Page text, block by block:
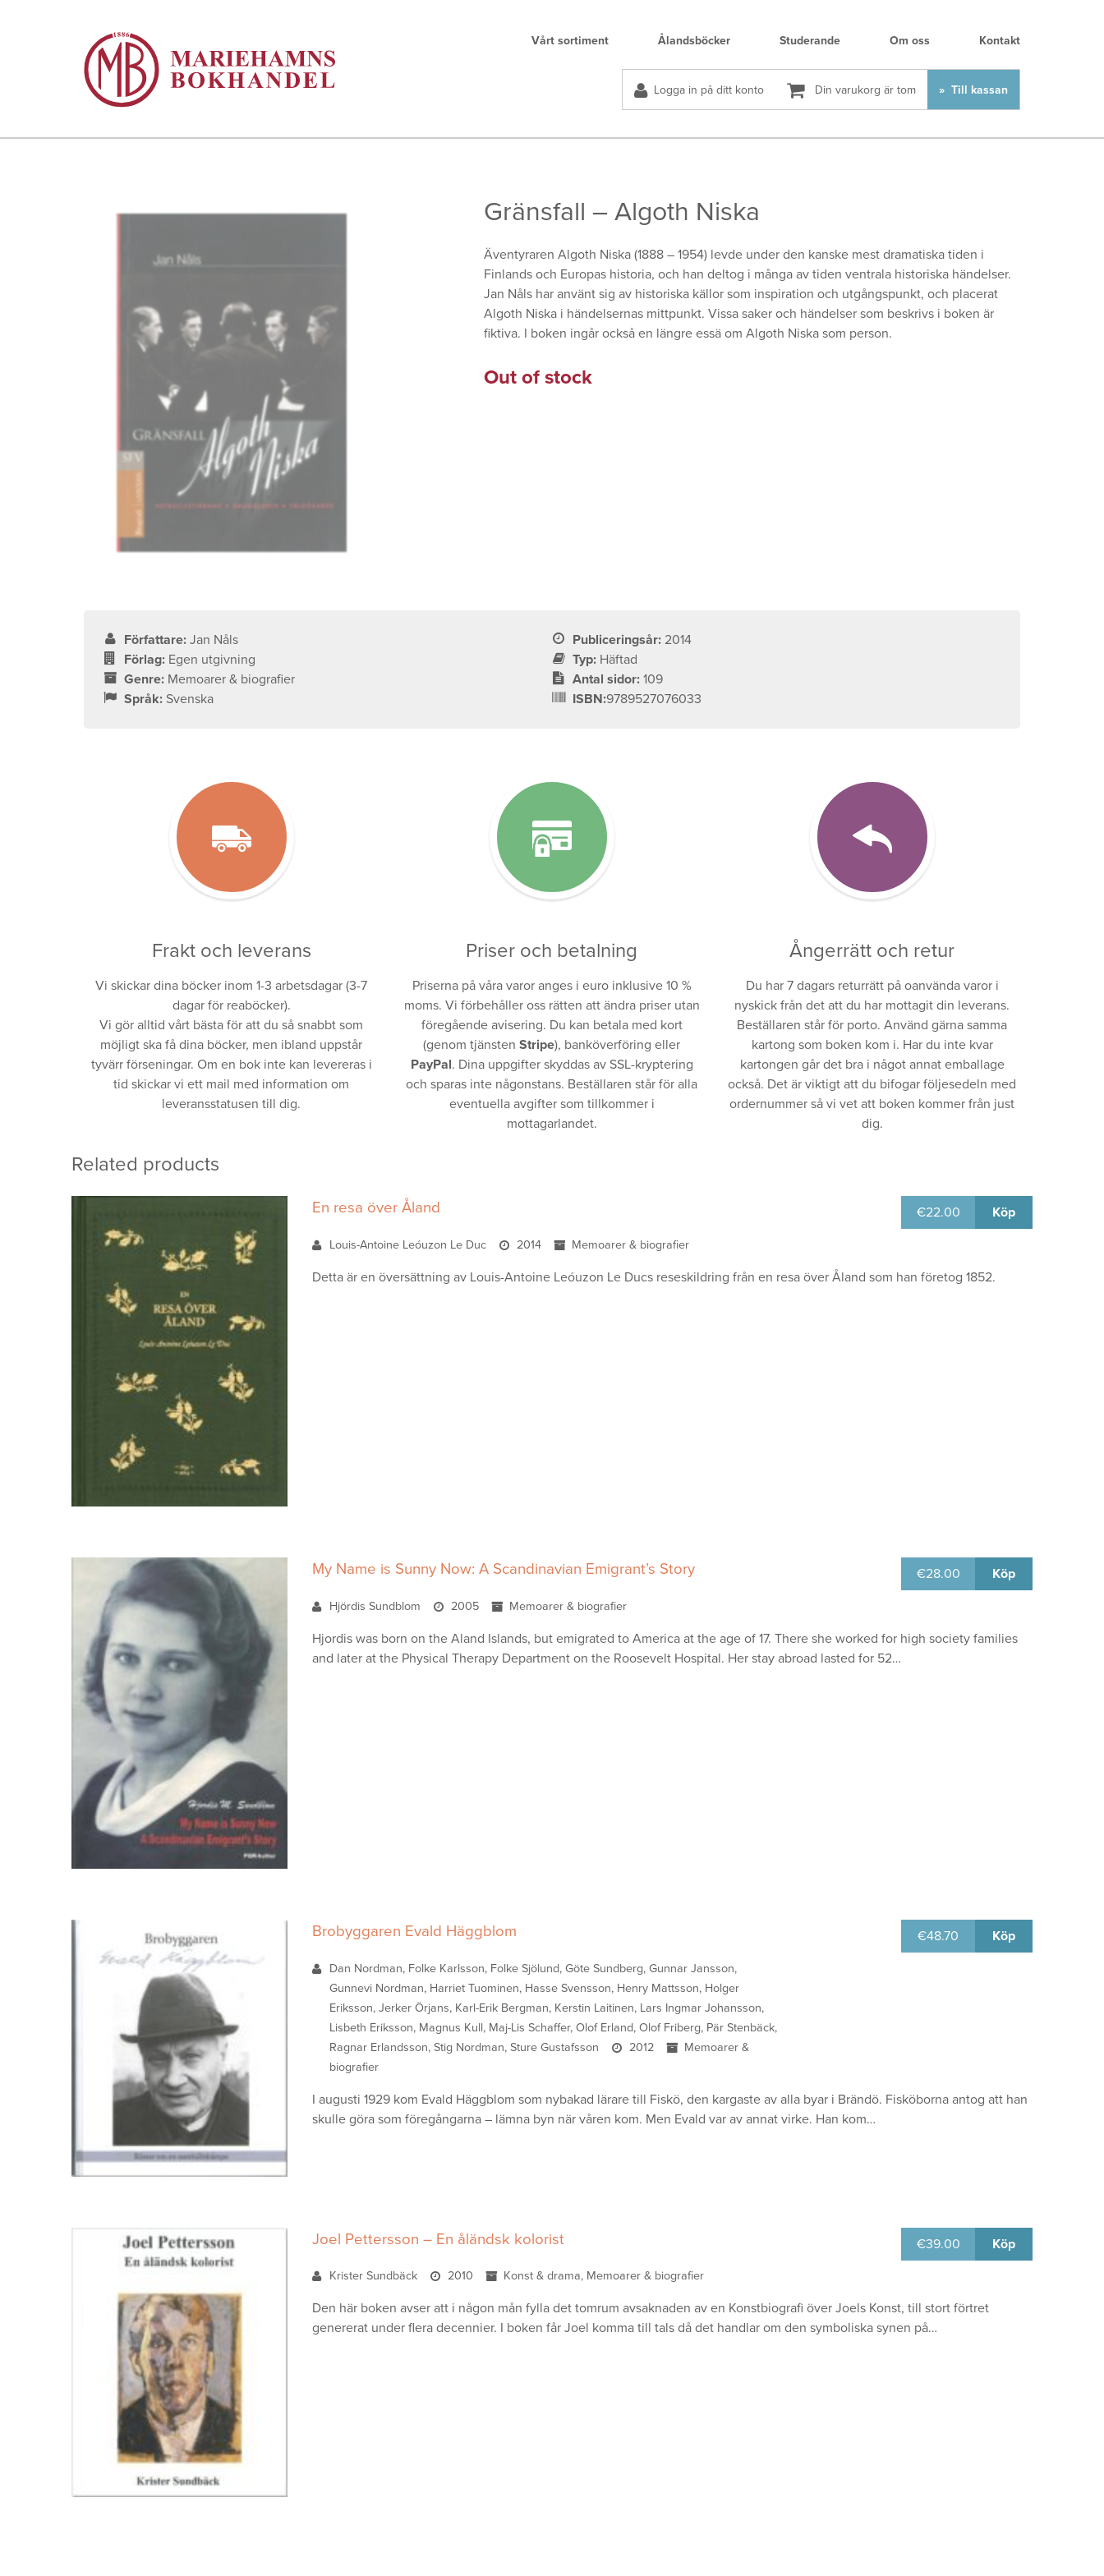
Vårt sortiment Ålandsböcker Studerande Om oss Kontakt
Logga in på ditt konto Din varukorg är tom Till kassan
Gränsfall – Algoth Niska
Äventyraren Algoth Niska (1888 – 1954) levde under den kanske mest dramatiska tiden i
Finlands och Europas historia, och han deltog i många av tiden ventrala historiska händelser.
Jan Nåls har använt sig av historiska källor som inspiration och utgångspunkt, och placerat
Algoth Niska i händelsernas mittpunkt. Vissa saker och händelser som beskrivs i boken är
fiktiva. I boken ingår också en längre essä om Algoth Niska som person.
Out of stock
Författare: Jan Nåls
Förlag: Egen utgivning
Genre: Memoarer & biografier
Språk: Svenska
Publiceringsår: 2014
Typ: Häftad
Antal sidor: 109
ISBN:9789527076033
Frakt och leverans
Vi skickar dina böcker inom 1-3 arbetsdagar (3-7
dagar för reaböcker).
Vi gör alltid vårt bästa för att du så snabbt som
möjligt ska få dina böcker, men ibland uppstår
tyvärr förseningar. Om en bok inte kan levereras i
tid skickar vi ett mail med information om
leveransstatusen till dig.
Priser och betalning
Priserna på våra varor anges i euro inklusive 10 %
moms. Vi förbehåller oss rätten att ändra priser utan
föregående avisering. Du kan betala med kort
(genom tjänstenStripe), banköverföring eller
PayPal. Dina uppgifter skyddas av SSL-kryptering
och sparas inte någonstans. Beställaren står för alla
eventuella avgifter som tillkommer i
mottagarlandet.
Ångerrätt och retur
Du har 7 dagars returrätt på oanvända varor i
nyskick från det att du har mottagit din leverans.
Beställaren står för porto. Använd gärna samma
kartong som boken kom i. Har du inte kvar
kartongen går det bra i något annat emballage
också. Det är viktigt att du bifogar följesedeln med
ordernummer så vi vet att boken kommer från just
dig.
Related products
En resa över Åland
Louis-Antoine Leóuzon Le Duc 2014 Memoarer & biografier
€22.00 Köp
Detta är en översättning av Louis-Antoine Leóuzon Le Ducs reseskildring från en resa över Åland som han företog 1852.
My Name is Sunny Now: A Scandinavian Emigrant’s Story
Hjördis Sundblom 2005 Memoarer & biografier
€28.00 Köp
Hjordis was born on the Aland Islands, but emigrated to America at the age of 17. There she worked for high society families
and later at the Physical Therapy Department on the Roosevelt Hospital. Her stay abroad lasted for 52…
Brobyggaren Evald Häggblom
Dan Nordman, Folke Karlsson, Folke Sjölund, Göte Sundberg, Gunnar Jansson,
Gunnevi Nordman, Harriet Tuominen, Hasse Svensson, Henry Mattsson, Holger
Eriksson, Jerker Örjans, Karl-Erik Bergman, Kerstin Laitinen, Lars Ingmar Johansson,
Lisbeth Eriksson, Magnus Kull, Maj-Lis Schaffer, Olof Erland, Olof Friberg, Pär Stenbäck,
Ragnar Erlandsson, Stig Nordman, Sture Gustafsson
2012
Memoarer &
biografier
€48.70 Köp
I augusti 1929 kom Evald Häggblom som nybakad lärare till Fiskö, den kargaste av alla byar i Brändö. Fisköborna antog att han
skulle göra som föregångarna – lämna byn när våren kom. Men Evald var av annat virke. Han kom…
Joel Pettersson – En åländsk kolorist
Krister Sundbäck 2010 Konst & drama, Memoarer & biografier
€39.00 Köp
Den här boken avser att i någon mån fylla det tomrum avsaknaden av en Konstbiografi över Joels Konst, till stort förtret
genererat under flera decennier. I boken får Joel komma till tals då det handlar om den symboliska synen på…